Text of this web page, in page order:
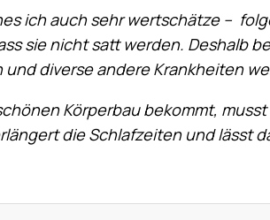
ich auch sehr wertschätze –
sie nicht satt werden. Deshalb
diverse andere Krankheiten
Körperbau bekommt,
die Schlafzeiten und lässt